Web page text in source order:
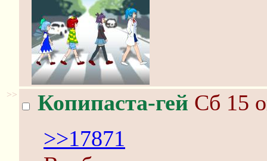
>> Копипаста-гей Сб 15
>>17871